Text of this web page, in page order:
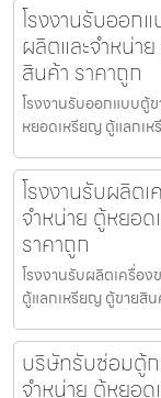
โรงงานรับออก
ผลิตและจำหน่า
สินค้า ราคาถูก
โรงงานรับออกแบบตู้
หยอดเหรียญ ตู้แลกเ
โรงงานรับผลิต
จำหน่าย ตู้หยอ
ราคาถูก
โรงงานรับผลิตเครื่อ
ตู้แลกเหรียญ ตู้ขายสิ
บริษัทรับซ่อมตู้
จำหน่าย ตู้หยอ